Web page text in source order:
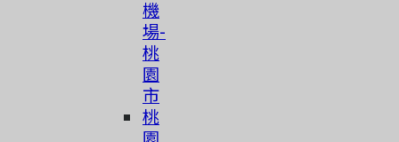
機
場-
桃
園
市
桃